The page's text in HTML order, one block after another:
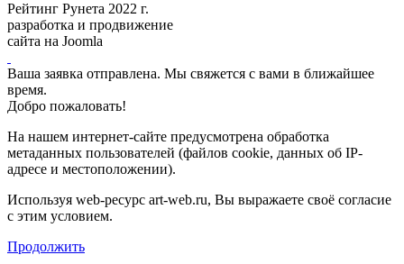
Рейтинг Рунета 2022 г.
разработка и продвижение
сайта на Joomla
Ваша заявка отправлена. Мы свяжется с вами в ближайшее
время.
Добро пожаловать!
На нашем интернет-сайте предусмотрена обработка
метаданных пользователей (файлов cookie, данных об IP-
адресе и местоположении).
Используя web-ресурс art-web.ru, Вы выражаете своё согласие
с этим условием.
Продолжить